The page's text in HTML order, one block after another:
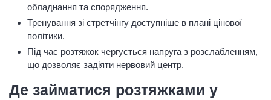
обладнання та спорядження.
Тренування зі стретчінгу доступніше в плані цінової
політики.
Під час розтяжок чергується напруга з розслабленням,
що дозволяє задіяти нервовий центр.
Де займатися розтяжками у